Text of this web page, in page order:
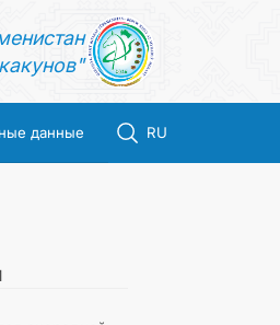
данные RU